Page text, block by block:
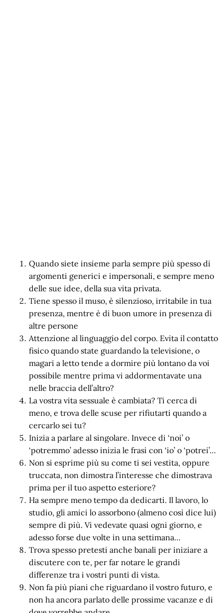
Quando siete insieme parla sempre più spesso di
argomenti generici e impersonali, e sempre meno
delle sue idee, della sua vita privata.
Tiene spesso il muso, è silenzioso, irritabile in tua
presenza, mentre è di buon umore in presenza di
altre persone
Attenzione al linguaggio del corpo. Evita il contatto
fisico quando state guardando la televisione, o
magari a letto tende a dormire più lontano da voi
possibile mentre prima vi addormentavate una
nelle braccia dell’altro?
La vostra vita sessuale è cambiata? Ti cerca di
meno, e trova delle scuse per rifiutarti quando a
cercarlo sei tu?
Inizia a parlare al singolare. Invece di ‘noi’ o
‘potremmo’ adesso inizia le frasi con ‘io’ o ‘potrei’…
Non si esprime più su come ti sei vestita, oppure
truccata, non dimostra l’interesse che dimostrava
prima per il tuo aspetto esteriore?
Ha sempre meno tempo da dedicarti. Il lavoro, lo
studio, gli amici lo assorbono (almeno così dice lui)
sempre di più. Vi vedevate quasi ogni giorno, e
adesso forse due volte in una settimana…
Trova spesso pretesti anche banali per iniziare a
discutere con te, per far notare le grandi
differenze tra i vostri punti di vista.
Non fa più piani che riguardano il vostro futuro, e
non ha ancora parlato delle prossime vacanze e di